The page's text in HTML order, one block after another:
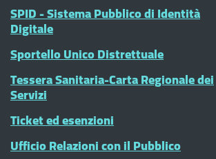
SPID - Sistema Pubblico di Identità
Digitale
Sportello Unico Distrettuale
Tessera Sanitaria-Carta Regionale dei
Servizi
Ticket ed esenzioni
Ufficio Relazioni con il Pubblico